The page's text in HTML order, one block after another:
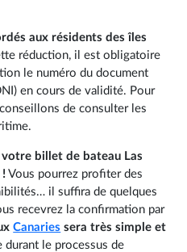
aux résidents des îles
réduction, il est obligatoire
le numéro du document
en cours de validité. Pour
de consulter les
billet de bateau Las
Vous pourrez profiter des
il suffira de quelques
recevrez la confirmation par
Canaries sera très simple et
durant le processus de